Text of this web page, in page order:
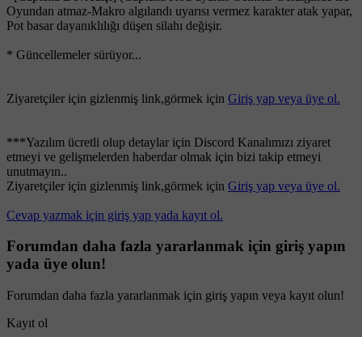
Oyundan atmaz-Makro algılandı uyarısı vermez karakter atak yapar,
Pot basar dayanıklılığı düşen silahı değişir.
* Güncellemeler sürüyor...
Ziyaretçiler için gizlenmiş link,görmek için Giriş yap veya üye ol.
***Yazılım ücretli olup detaylar için Discord Kanalımızı ziyaret
etmeyi ve gelişmelerden haberdar olmak için bizi takip etmeyi
unutmayın..
Ziyaretçiler için gizlenmiş link,görmek için Giriş yap veya üye ol.
Cevap yazmak için giriş yap yada kayıt ol.
Forumdan daha fazla yararlanmak için giriş yapın
yada üye olun!
Forumdan daha fazla yararlanmak için giriş yapın veya kayıt olun!
Kayıt ol